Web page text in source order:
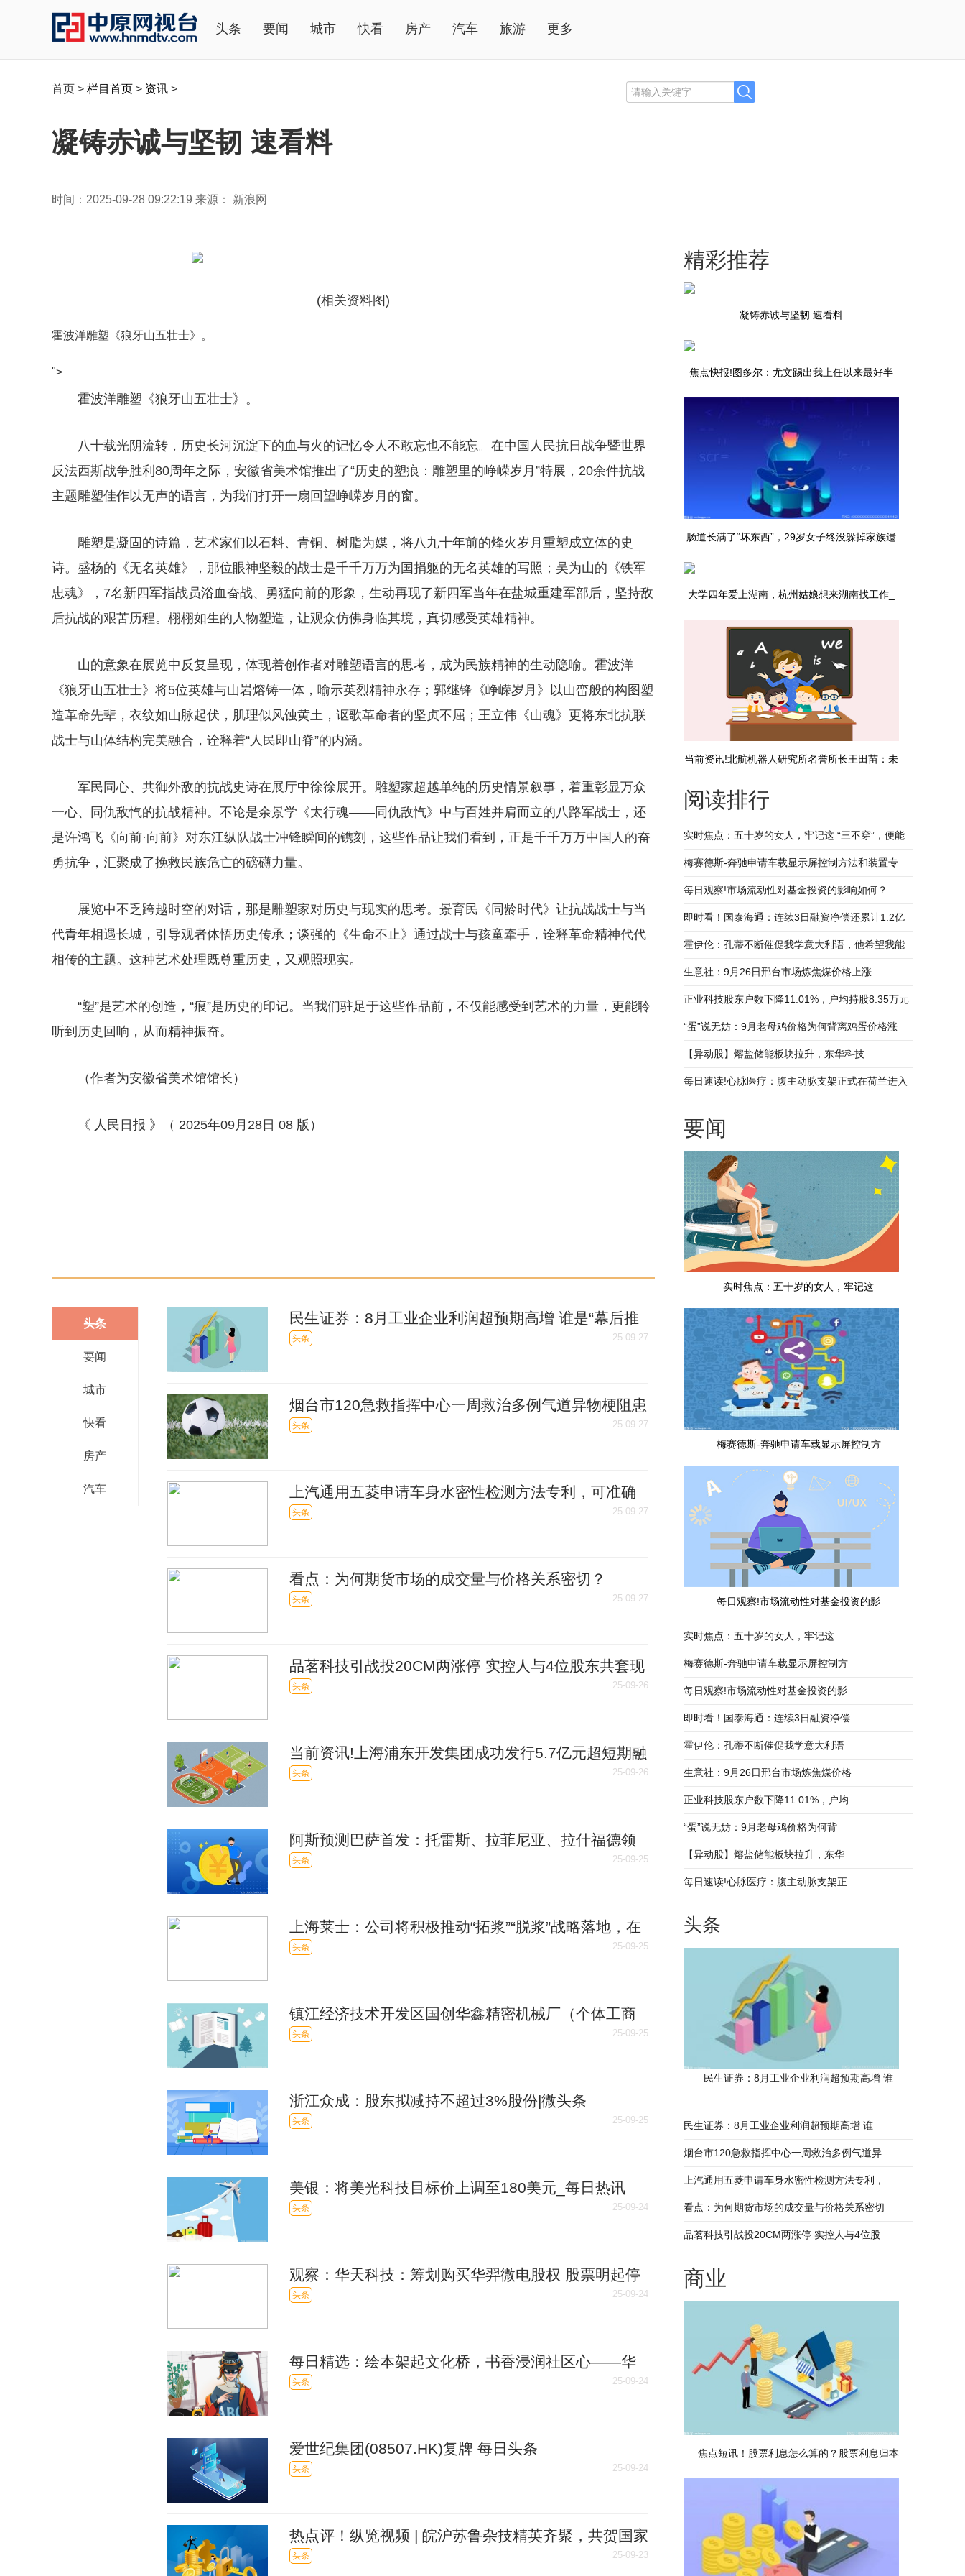
头条 要闻 城市 快看 房产 汽车 旅游 更多
首页 > 栏目首页 > 资讯 >
凝铸赤诚与坚韧 速看料
时间：2025-09-28 09:22:19 来源： 新浪网
(相关资料图)
霍波洋雕塑《狼牙山五壮士》。
">
霍波洋雕塑《狼牙山五壮士》。
八十载光阴流转，历史长河沉淀下的血与火的记忆令人不敢忘也不能忘。在中国人民抗日战争暨世界
反法西斯战争胜利80周年之际，安徽省美术馆推出了“历史的塑痕：雕塑里的峥嵘岁月”特展，20余件抗战
主题雕塑佳作以无声的语言，为我们打开一扇回望峥嵘岁月的窗。
雕塑是凝固的诗篇，艺术家们以石料、青铜、树脂为媒，将八九十年前的烽火岁月重塑成立体的史
诗。盛杨的《无名英雄》，那位眼神坚毅的战士是千千万万为国捐躯的无名英雄的写照；吴为山的《铁军
忠魂》，7名新四军指战员浴血奋战、勇猛向前的形象，生动再现了新四军当年在盐城重建军部后，坚持敌
后抗战的艰苦历程。栩栩如生的人物塑造，让观众仿佛身临其境，真切感受英雄精神。
山的意象在展览中反复呈现，体现着创作者对雕塑语言的思考，成为民族精神的生动隐喻。霍波洋
《狼牙山五壮士》将5位英雄与山岩熔铸一体，喻示英烈精神永存；郭继锋《峥嵘岁月》以山峦般的构图塑
造革命先辈，衣纹如山脉起伏，肌理似风蚀黄土，讴歌革命者的坚贞不屈；王立伟《山魂》更将东北抗联
战士与山体结构完美融合，诠释着“人民即山脊”的内涵。
军民同心、共御外敌的抗战史诗在展厅中徐徐展开。雕塑家超越单纯的历史情景叙事，着重彰显万众
一心、同仇敌忾的抗战精神。不论是余景学《太行魂——同仇敌忾》中与百姓并肩而立的八路军战士，还
是许鸿飞《向前·向前》对东江纵队战士冲锋瞬间的镌刻，这些作品让我们看到，正是千千万万中国人的奋
勇抗争，汇聚成了挽救民族危亡的磅礴力量。
展览中不乏跨越时空的对话，那是雕塑家对历史与现实的思考。景育民《同龄时代》让抗战战士与当
代青年相遇长城，引导观者体悟历史传承；谈强的《生命不止》通过战士与孩童牵手，诠释革命精神代代
相传的主题。这种艺术处理既尊重历史，又观照现实。
“塑”是艺术的创造，“痕”是历史的印记。当我们驻足于这些作品前，不仅能感受到艺术的力量，更能聆
听到历史回响，从而精神振奋。
（作者为安徽省美术馆馆长）
《 人民日报 》（ 2025年09月28日 08 版）
头条
要闻
城市
快看
房产
汽车
民生证券：8月工业企业利润超预期高增 谁是“幕后推
手”？
头条 25-09-27
烟台市120急救指挥中心一周救治多例气道异物梗阻患
者
头条 25-09-27
上汽通用五菱申请车身水密性检测方法专利，可准确
快速找到漏水部位和水流路径
头条 25-09-27
看点：为何期货市场的成交量与价格关系密切？
头条 25-09-27
品茗科技引战投20CM两涨停 实控人与4位股东共套现
5亿
头条 25-09-26
当前资讯!上海浦东开发集团成功发行5.7亿元超短期融
资券 利率1.70%
头条 25-09-26
阿斯预测巴萨首发：托雷斯、拉菲尼亚、拉什福德领
衔锋线 微资讯
头条 25-09-25
上海莱士：公司将积极推动“拓浆”“脱浆”战略落地，在
聚焦安全、优质、高效的基础上，坚持科创驱动，持
头条 25-09-25
镇江经济技术开发区国创华鑫精密机械厂（个体工商
户）成立 注册资本1万人民币
头条 25-09-25
浙江众成：股东拟减持不超过3%股份|微头条
头条 25-09-25
美银：将美光科技目标价上调至180美元_每日热讯
头条 25-09-24
观察：华天科技：筹划购买华羿微电股权 股票明起停
牌
头条 25-09-24
每日精选：绘本架起文化桥，书香浸润社区心——华
新社区文化书院开展特色阅读活动
头条 25-09-24
爱世纪集团(08507.HK)复牌 每日头条
头条 25-09-24
热点评！纵览视频 | 皖沪苏鲁杂技精英齐聚，共贺国家
艺术基金展演
头条 25-09-23
精彩推荐
凝铸赤诚与坚韧 速看料
焦点快报!图多尔：尤文踢出我上任以来最好半
场，想赢欧冠级别对手不易
肠道长满了“坏东西”，29岁女子终没躲掉家族遗
大学四年爱上湖南，杭州姑娘想来湖南找工作_
每日快讯
当前资讯!北航机器人研究所名誉所长王田苗：未
来2—3年是具身智能场景全面渗透的关键窗口期
阅读排行
实时焦点：五十岁的女人，牢记这 “三不穿”，便能
轻松平衡优雅与减龄
梅赛德斯-奔驰申请车载显示屏控制方法和装置专
利，提高控制车载显示屏的精细化程度-焦点热讯
每日观察!市场流动性对基金投资的影响如何？
即时看！国泰海通：连续3日融资净偿还累计1.2亿
元（09-26）
霍伊伦：孔蒂不断催促我学意大利语，他希望我能
领会他的意图-要闻
生意社：9月26日邢台市场炼焦煤价格上涨
正业科技股东户数下降11.01%，户均持股8.35万元
“蛋”说无妨：9月老母鸡价格为何背离鸡蛋价格涨
势？ 今头条
【异动股】熔盐储能板块拉升，东华科技
(002140.CN)涨10.04%
每日速读!心脉医疗：腹主动脉支架正式在荷兰进入
要闻
实时焦点：五十岁的女人，牢记这
梅赛德斯-奔驰申请车载显示屏控制方
每日观察!市场流动性对基金投资的影
实时焦点：五十岁的女人，牢记这
梅赛德斯-奔驰申请车载显示屏控制方
每日观察!市场流动性对基金投资的影
即时看！国泰海通：连续3日融资净偿
霍伊伦：孔蒂不断催促我学意大利语
生意社：9月26日邢台市场炼焦煤价格
正业科技股东户数下降11.01%，户均
“蛋”说无妨：9月老母鸡价格为何背
【异动股】熔盐储能板块拉升，东华
每日速读!心脉医疗：腹主动脉支架正
头条
民生证券：8月工业企业利润超预期高增 谁
民生证券：8月工业企业利润超预期高增 谁
烟台市120急救指挥中心一周救治多例气道异
上汽通用五菱申请车身水密性检测方法专利，
看点：为何期货市场的成交量与价格关系密切
品茗科技引战投20CM两涨停 实控人与4位股
商业
焦点短讯！股票利息怎么算的？股票利息归本